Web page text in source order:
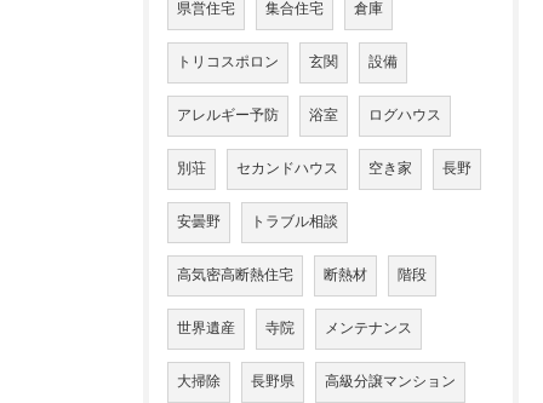
県営住宅 集合住宅 倉庫
トリコスポロン 玄関 設備
アレルギー予防 浴室 ログハウス
別荘 セカンドハウス 空き家 長野
安曇野 トラブル相談
高気密高断熱住宅 断熱材 階段
世界遺産 寺院 メンテナンス
大掃除 長野県 高級分譲マンション